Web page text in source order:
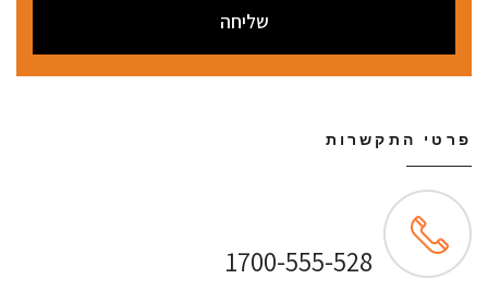
שליחה
פרטי התקשרות
1700-555-528